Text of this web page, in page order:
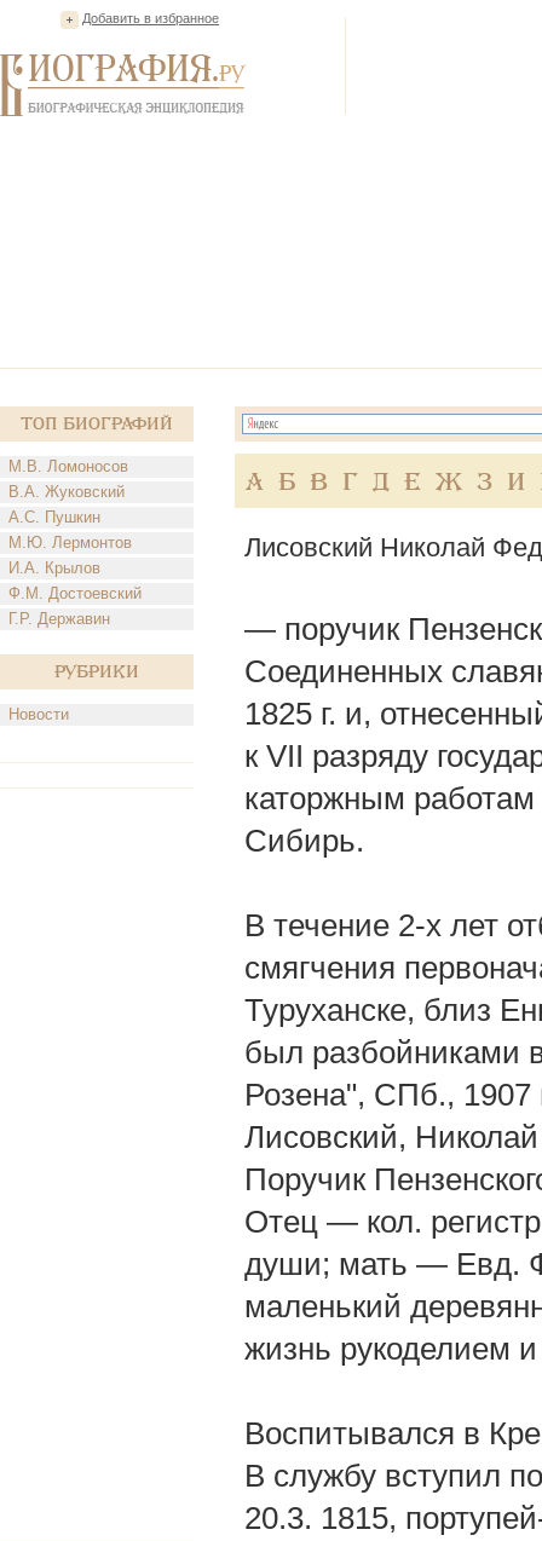
Добавить в избранное
Топ Биографий
М.В. Ломоносов
В.А. Жуковский
А.С. Пушкин
М.Ю. Лермонтов
И.А. Крылов
Ф.М. Достоевский
Г.Р. Державин
Рубрики
Новости
А Б В Г Д Е Ж З И
Лисовский Николай
— поручик
Соединенных
1825 г. и,
к VІІ разряду
каторжным работам
Сибирь.
В течение 2-х лет
смягчения
Туруханске, близ
был разбойниками
Розена", СПб., 1907
Лисовский,
Поручик
Отец — кол.
души; мать — Евд.
маленький
жизнь рукоделием
Воспитывался в
В службу вступил
20.3. 1815,